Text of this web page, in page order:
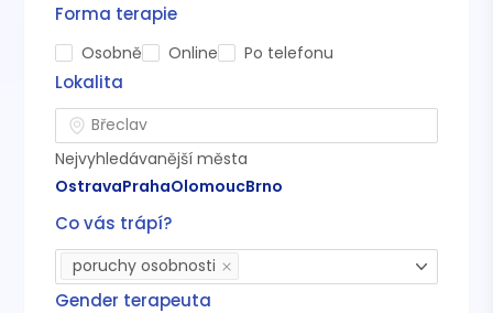
Forma terapie
Osobně Online Po telefonu
Lokalita
Nejvyhledávanější města
OstravaPrahaOlomoucBrno
Co vás trápí?
poruchy osobnosti
Gender terapeuta